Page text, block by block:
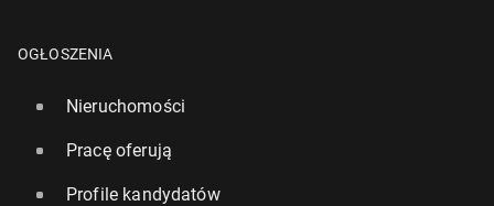
OGŁOSZENIA
Nieruchomości
Pracę oferują
Profile kandydatów